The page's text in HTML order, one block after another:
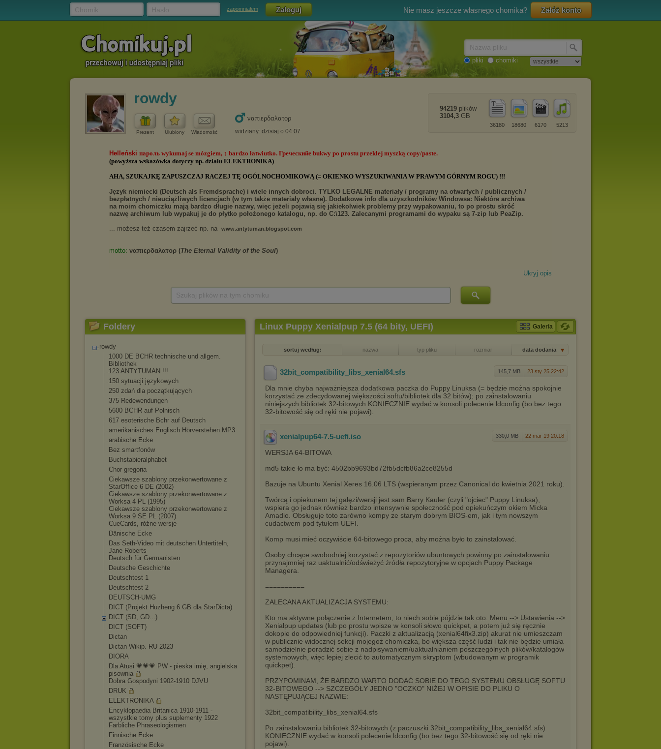
zapomniałem Nie masz jeszcze własnego chomika? Załóż konto
pliki chomiki
rowdy
Prezent Ulubiony Wiadomość
ναπιερδαλατορ
widziany: dzisiaj o 04:07
5213
6170
18680
36180
94219 plików
3104,3 GB
Ukryj opis
Foldery
rowdy
1000 DE BCHR technische und allgem.
Bibliothek
123 ANTYTUMAN !!!
150 sytuacji językowych
250 zdań dla początkujących
375 Redewendungen
5600 BCHR auf Polnisch
617 esoterische Bchr auf Deutsch
amerikanisches Englisch Hörverstehen MP3
arabische Ecke
Bez smartfonów
Buchstabieralphabet
Chor gregoria
Ciekawsze szablony przekonwertowane z
StarOffice 6 DE (2002)
Ciekawsze szablony przekonwertowane z
Worksa 4 PL (1995)
Ciekawsze szablony przekonwertowane z
Worksa 9 SE PL (2007)
CueCards, różne wersje
Dänische Ecke
Das Seth-Video mit deutschen Untertiteln,
Jane Roberts
Deutsch für Germanisten
Deutsche Geschichte
Deutschtest 1
Deutschtest 2
DEUTSCH-UMG
DICT (Projekt Huzheng 6 GB dla StarDicta)
DICT (SD, GD...)
DICT (SOFT)
Dictan
Dictan Wikip. RU 2023
DIORA
Dla Atusi 💗💗💗 PW - pieska imię, angielska
pisownia
Dobra Gospodyni 1902-1910 DJVU
DRUK
ELEKTRONIKA
Encyklopaedia Britanica 1910-1911 -
wszystkie tomy plus suplementy 1922
Farbliche Phraseologismen
Finnische Ecke
Französische Ecke
Linux Puppy Xenialpup 7.5 (64 bity, UEFI) Galeria
sortuj według: nazwa typ pliku rozmiar data dodania
145,7 MB 23 sty 25 22:42
32bit_compatibility_libs_xenial64.sfs
Dla mnie chyba najważniejsza dodatkowa paczka do Puppy Linuksa (= będzie można spokojnie
korzystać ze zdecydowanej większości softu/bibliotek dla 32 bitów); po zainstalowaniu
niniejszych bibliotek 32-bitowych KONIECZNIE wydać w konsoli polecenie ldconfig (bo bez tego
32-bitowość się od ręki nie pojawi).
330,0 MB 22 mar 19 20:18
xenialpup64-7.5-uefi.iso
WERSJA 64-BITOWA
md5 takie ło ma być: 4502bb9693bd72fb5dcfb86a2ce8255d
Bazuje na Ubuntu Xenial Xeres 16.06 LTS (wspieranym przez Canonical do kwietnia 2021 roku).
Twórcą i opiekunem tej gałęzi/wersji jest sam Barry Kauler (czyli "ojciec" Puppy Linuksa),
wspiera go jednak również bardzo intensywnie społeczność pod opiekuńczym okiem Micka
Amadio. Obsługuje toto zarówno kompy ze starym dobrym BIOS-em, jak i tym nowszym
cudactwem pod tytułem UEFI.
Komp musi mieć oczywiście 64-bitowego proca, aby można było to zainstalować.
Osoby chcące swobodniej korzystać z repozytoriów ubuntowych powinny po zainstalowaniu
przynajmniej raz uaktualnić/odświeżyć źródła repozytoryjne w opcjach Puppy Package
Managera.
==========
ZALECANA AKTUALIZACJA SYSTEMU:
Kto ma aktywne połączenie z Internetem, to niech sobie pójdzie tak oto: Menu --> Ustawienia -->
Xenialpup updates (lub po prostu wpisze w konsoli słowo quickpet, a potem już się ręcznie
dokopie do odpowiedniej funkcji). Paczki z aktualizacją (xenial64fix3.zip) akurat nie umieszczam
w publicznie widocznej sekcji mojegoż chomiczka, bo większa część ludzi i tak nie będzie umiała
samodzielnie poradzić sobie z nadpisywaniem/uaktualnianiem poszczególnych plików/katalogów
systemowych, więc lepiej zlecić to automatycznym skryptom (wbudowanym w programik
quickpet).
PRZYPOMINAM, ŻE BARDZO WARTO DODAĆ SOBIE DO TEGO SYSTEMU OBSŁUGĘ SOFTU
32-BITOWEGO --> SZCZEGÓŁY JEDNO "OCZKO" NIŻEJ W OPISIE DO PLIKU O
NASTĘPUJĄCEJ NAZWIE:
32bit_compatibility_libs_xenial64.sfs
Po zainstalowaniu bibliotek 32-bitowych (z paczuszki 32bit_compatibility_libs_xenial64.sfs)
KONIECZNIE wydać w konsoli polecenie ldconfig (bo bez tego 32-bitowość się od ręki nie
pojawi).